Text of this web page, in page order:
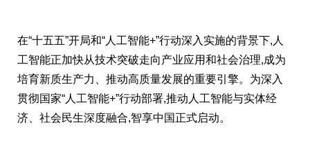
在“十五五”开局和“人工智能+”行动深入实施的背景下,人
工智能正加快从技术突破走向产业应用和社会治理,成为
培育新质生产力、推动高质量发展的重要引擎。为深入
贯彻国家“人工智能+”行动部署,推动人工智能与实体经
济、社会民生深度融合,智享中国正式启动。